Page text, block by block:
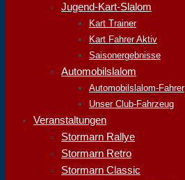
Jugend-Kart-Slalom
Kart Trainer
Kart Fahrer Aktiv
Saisonergebnisse
Automobilslalom
Automobilslalom-Fahrer
Unser Club-Fahrzeug
Veranstaltungen
Stormarn Rallye
Stormarn Retro
Stormarn Classic